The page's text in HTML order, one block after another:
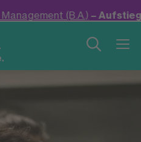
– Aufstiegsfortbildung